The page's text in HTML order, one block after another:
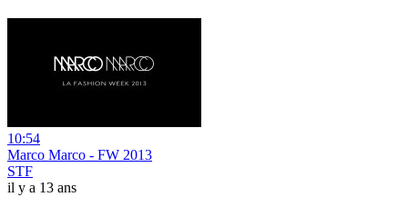
10:54
Marco Marco - FW 2013
STF
il y a 13 ans